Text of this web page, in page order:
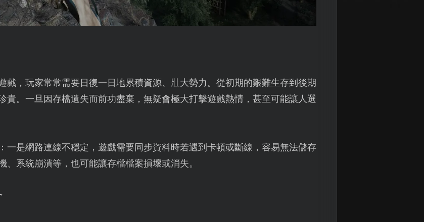
戲，玩家常常需要日復一日地累積資源、壯大勢力。從初期的艱難生存到後期
貴。一旦因存檔遺失而前功盡棄，無疑會極大打擊遊戲熱情，甚至可能讓人選
一是網路連線不穩定，遊戲需要同步資料時若遇到卡頓或斷線，容易無法儲存
系統崩潰等，也可能讓存檔檔案損壞或消失。